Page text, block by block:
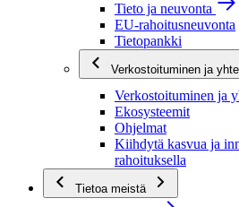
Tieto ja neuvonta
EU-rahoitusneuvonta
Tietopankki
Verkostoituminen ja
Verkostoituminen ja
Ekosysteemit
Ohjelmat
Kiihdytä kasvua ja
rahoituksella
Tietoa meistä